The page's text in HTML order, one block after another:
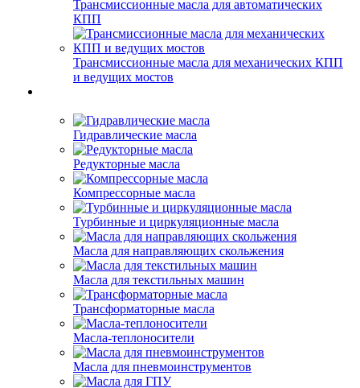
Трансмиссионные масла для автоматических
КПП
Трансмиссионные масла для механических КПП
и ведущих мостов
Гидравлические масла
Редукторные масла
Компрессорные масла
Турбинные и циркуляционные масла
Масла для направляющих скольжения
Масла для текстильных машин
Трансформаторные масла
Масла-теплоносители
Масла для пневмоинструментов